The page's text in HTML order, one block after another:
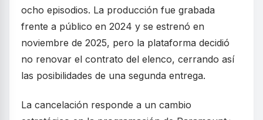
ocho episodios. La producción fue grabada
frente a público en 2024 y se estrenó en
noviembre de 2025, pero la plataforma decidió
no renovar el contrato del elenco, cerrando así
las posibilidades de una segunda entrega.
La cancelación responde a un cambio